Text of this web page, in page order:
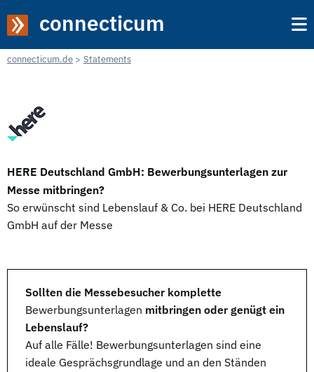
connecticum
connecticum.de Statements
HERE Deutschland GmbH: Bewerbungsunterlagen zur
Messe mitbringen?
So erwünscht sind Lebenslauf & Co. bei HERE Deutschland
GmbH auf der Messe
Sollten die Messebesucher komplette
Bewerbungsunterlagen mitbringen oder genügt ein
Lebenslauf?
Auf alle Fälle! Bewerbungsunterlagen sind eine
ideale Gesprächsgrundlage und an den Ständen